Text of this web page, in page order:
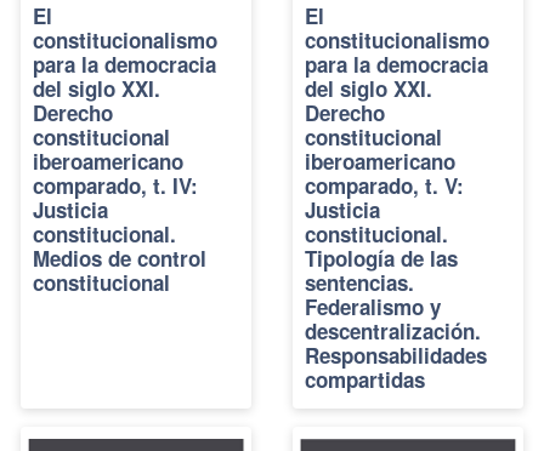
El
constitucionalismo
para la democracia
del siglo XXI.
Derecho
constitucional
iberoamericano
comparado, t. IV:
Justicia
constitucional.
Medios de control
constitucional
El
constitucionalismo
para la democracia
del siglo XXI.
Derecho
constitucional
iberoamericano
comparado, t. V:
Justicia
constitucional.
Tipología de las
sentencias.
Federalismo y
descentralización.
Responsabilidades
compartidas